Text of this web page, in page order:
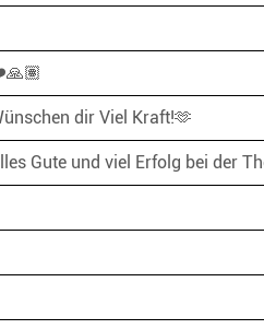
dir Viel Kraft!🫶
Gute und viel Erfolg bei der